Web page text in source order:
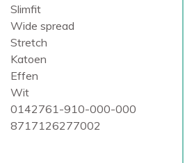
Slimfit
Wide spread
Stretch
Katoen
Effen
Wit
0142761-910-000-000
8717126277002